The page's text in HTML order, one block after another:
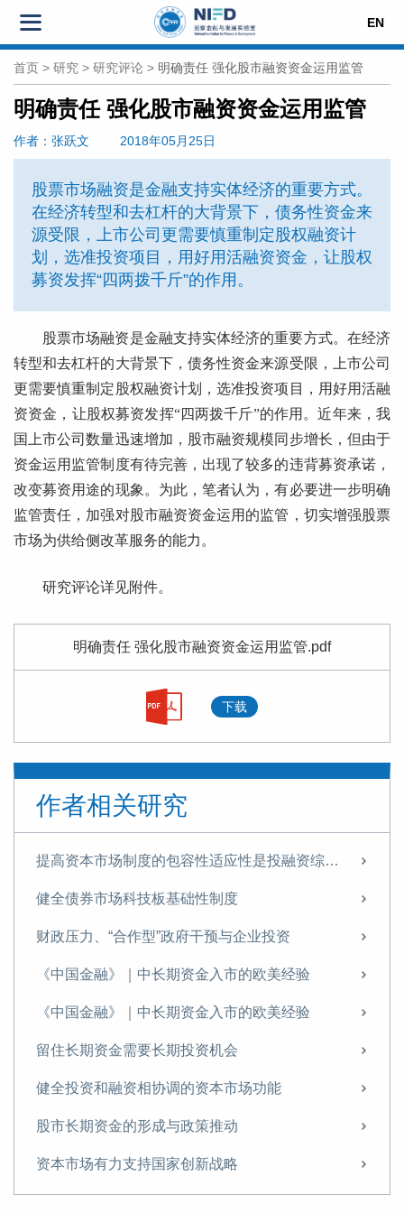
EN
首页 > 研究 > 研究评论 > 明确责任 强化股市融资资金运用监管
明确责任 强化股市融资资金运用监管
作者 ：张跃文 2018年05月25日
股票市场融资是金融支持实体经济的重要方式。
在经济转型和去杠杆的大背景下，债务性资金来
源受限，上市公司更需要慎重制定股权融资计
划，选准投资项目，用好用活融资资金，让股权
募资发挥“四两拨千斤”的作用。
股票市场融资是金融支持实体经济的重要方式。在经济
转型和去杠杆的大背景下，债务性资金来源受限，上市公司
更需要慎重制定股权融资计划，选准投资项目，用好用活融
资资金，让股权募资发挥“四两拨千斤”的作用。近年来，我
国上市公司数量迅速增加，股市融资规模同步增长，但由于
资金运用监管制度有待完善，出现了较多的违背募资承诺，
改变募资用途的现象。为此，笔者认为，有必要进一步明确
监管责任，加强对股市融资资金运用的监管，切实增强股票
市场为供给侧改革服务的能力。
研究评论详见附件。
明确责任 强化股市融资资金运用监管.pdf
下载
作者相关研究
提高资本市场制度的包容性适应性是投融资综合改革的核心目标
健全债券市场科技板基础性制度
财政压力、“合作型”政府干预与企业投资
《中国金融》｜中长期资金入市的欧美经验
《中国金融》｜中长期资金入市的欧美经验
留住长期资金需要长期投资机会
健全投资和融资相协调的资本市场功能
股市长期资金的形成与政策推动
资本市场有力支持国家创新战略